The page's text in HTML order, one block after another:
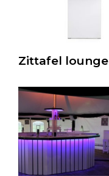
Zittafel lounge